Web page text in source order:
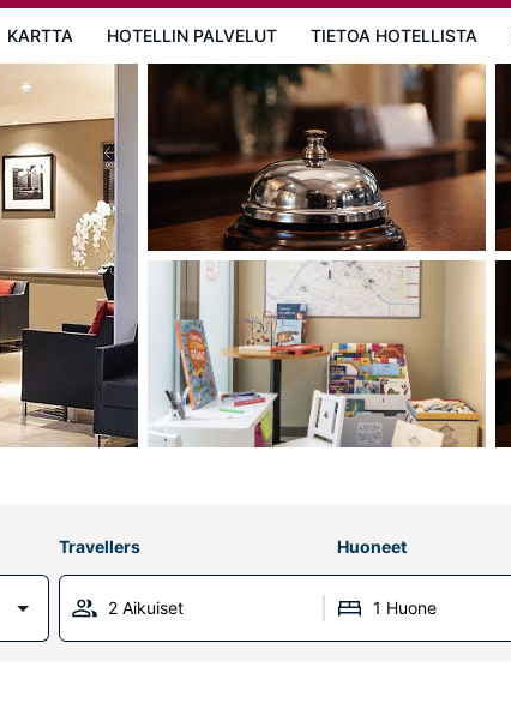
KARTTA HOTELLIN PALVELUT TIETOA HOTELLISTA
Travellers Huoneet
2 Aikuiset 1 Huone